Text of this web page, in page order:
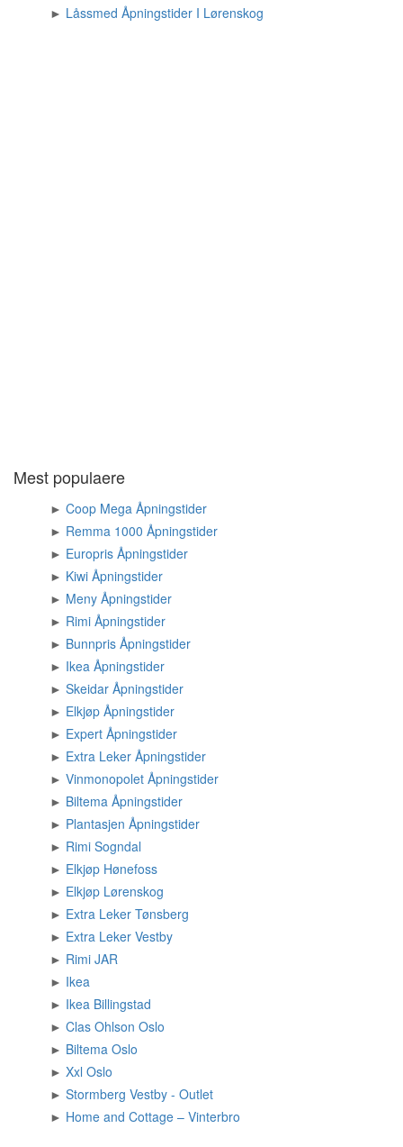
► Låssmed Åpningstider I Lørenskog
Mest populaere
►
Coop Mega Åpningstider
►
Remma 1000 Åpningstider
► Europris Åpningstider
► Kiwi Åpningstider
► Meny Åpningstider
► Rimi Åpningstider
► Bunnpris Åpningstider
► Ikea Åpningstider
► Skeidar Åpningstider
► Elkjøp Åpningstider
► Expert Åpningstider
►
Extra Leker Åpningstider
► Vinmonopolet Åpningstider
► Biltema Åpningstider
► Plantasjen Åpningstider
►
Rimi Sogndal
►
Elkjøp Hønefoss
►
Elkjøp Lørenskog
►
Extra Leker Tønsberg
►
Extra Leker Vestby
►
Rimi JAR
► Ikea
►
Ikea Billingstad
►
Clas Ohlson Oslo
►
Biltema Oslo
►
Xxl Oslo
►
Stormberg Vestby - Outlet
►
Home and Cottage – Vinterbro